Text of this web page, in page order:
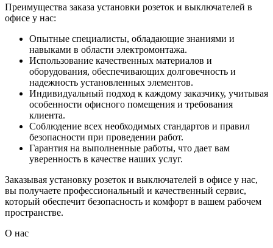
Преимущества заказа установки розеток и выключателей в
офисе у нас:
Опытные специалисты, обладающие знаниями и
навыками в области электромонтажа.
Использование качественных материалов и
оборудования, обеспечивающих долговечность и
надежность установленных элементов.
Индивидуальный подход к каждому заказчику, учитывая
особенности офисного помещения и требования
клиента.
Соблюдение всех необходимых стандартов и правил
безопасности при проведении работ.
Гарантия на выполненные работы, что дает вам
уверенность в качестве наших услуг.
Заказывая установку розеток и выключателей в офисе у нас,
вы получаете профессиональный и качественный сервис,
который обеспечит безопасность и комфорт в вашем рабочем
пространстве.
О нас